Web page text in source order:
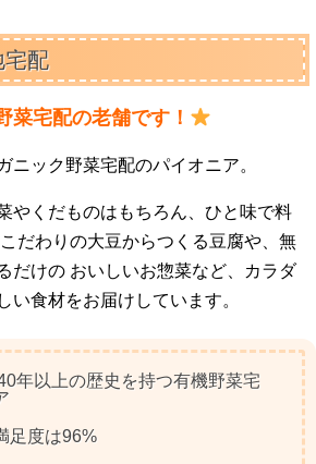
宅配
菜宅配の老舗です！
ニック野菜宅配のパイオニア。
やくだものはもちろん、ひと味で料
だわりの大豆からつくる豆腐や、無
だけの おいしいお惣菜など、カラダ
い食材をお届けしています。
年以上の歴史を持つ有機野菜宅
足度は96%